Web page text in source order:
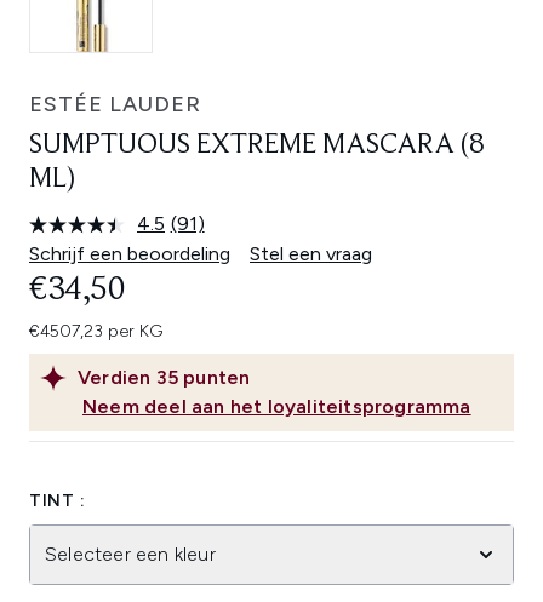
ESTÉE LAUDER
SUMPTUOUS EXTREME MASCARA (8
ML)
4.5 Lees
91
beoordelingen.
(91)
Schrijf een beoordeling
Stel een vraag
Verdien 35 punten
Neem deel aan het loyaliteitsprogramma
€34,50
€4507,23 per KG
TINT :
Selecteer een kleur